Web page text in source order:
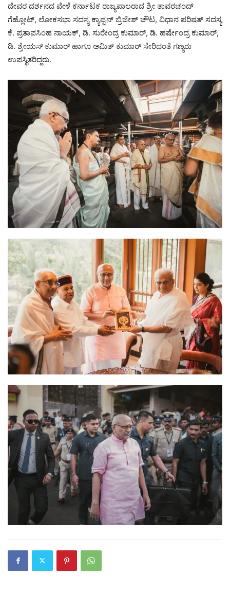
ದೇವರ ದರ್ಶನದ ವೇಳೆ ಕರ್ನಾಟಕ ರಾಜ್ಯಪಾಲರಾದ ಶ್ರೀ ತಾವರಚಂದ್
ಗೆಹ್ಲೋಟ್, ಲೋಕಸಭಾ ಸದಸ್ಯ ಕ್ಯಾಪ್ಟನ್ ಬ್ರಿಜೇಶ್ ಚೌಟ, ವಿಧಾನ ಪರಿಷತ್ ಸದಸ್ಯ
ಕೆ. ಪ್ರತಾಪಸಿಂಹ ನಾಯಕ್, ಡಿ. ಸುರೇಂದ್ರ ಕುಮಾರ್, ಡಿ. ಹರ್ಷೇಂದ್ರ ಕುಮಾರ್,
ಡಿ. ಶ್ರೇಯಸ್ ಕುಮಾರ್ ಹಾಗೂ ಅಮಿತ್ ಕುಮಾರ್ ಸೇರಿದಂತೆ ಗಣ್ಯರು
ಉಪಸ್ಥಿತರಿದ್ದರು.